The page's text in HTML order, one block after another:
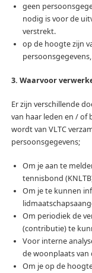
geen
nodig is voor de
verstrekt.
op de hoogte zijn
3. Waarvoor
Er zijn verschillende
van haar leden en / of
wordt van VLTC
persoonsgegevens;
Om je aan te
tennisbond
Om je te kunnen
Om periodiek de
(contributie) te
Voor interne
de woonplaats van
Om je op de